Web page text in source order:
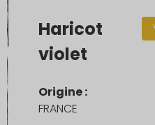
Haricot
violet
Origine :
FRANCE